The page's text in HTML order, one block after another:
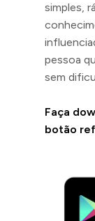
simples,
pessoa
sem
Faça
botão